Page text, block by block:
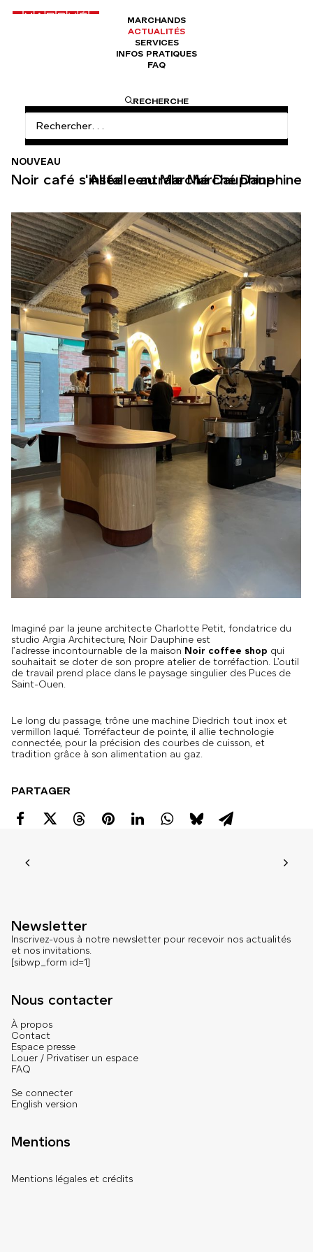
MARCHANDS
ACTUALITÉS
SERVICES
INFOS PRATIQUES
FAQ
RECHERCHE
NOIR CAFÉ S’INSTALLE AU MARCHÉ DAUPHINE
NOUVEAU
Noir café s'installe au Marché Dauphine
Allée centrale Marché Dauphine
Imaginé par la jeune architecte Charlotte Petit, fondatrice du
studio Argia Architecture, Noir Dauphine est
l’adresse incontournable de la maison Noir coffee shop qui
souhaitait se doter de son propre atelier de torréfaction. L’outil
de travail prend place dans le paysage singulier des Puces de
Saint-Ouen.
Le long du passage, trône une machine Diedrich tout inox et
vermillon laqué. Torréfacteur de pointe, il allie technologie
connectée, pour la précision des courbes de cuisson, et
tradition grâce à son alimentation au gaz.
PARTAGER
Newsletter
Inscrivez-vous à notre newsletter pour recevoir nos actualités
et nos invitations.
[sibwp_form id=1]
Nous contacter
À propos
Contact
Espace presse
Louer / Privatiser un espace
FAQ
Se connecter
English version
Mentions
Mentions légales et crédits